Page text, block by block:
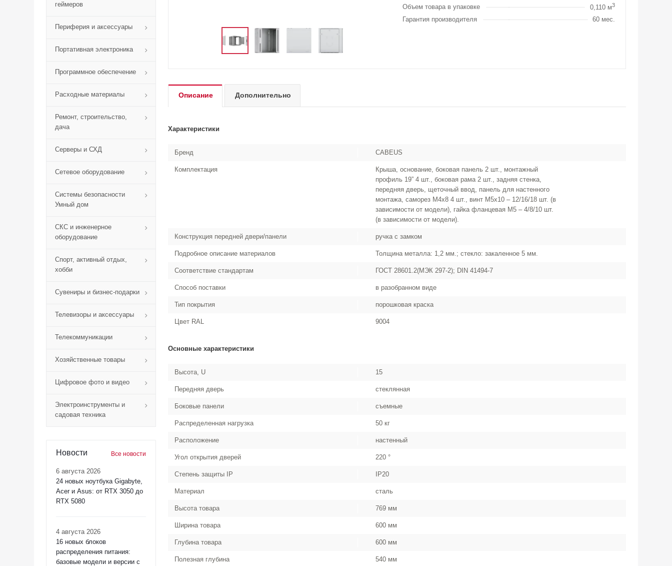
геймеров
Периферия и аксессуары
Портативная электроника
Программное обеспечение
Расходные материалы
Ремонт, строительство,
дача
Серверы и СХД
Сетевое оборудование
Системы безопасности
Умный дом
СКС и инженерное
оборудование
Спорт, активный отдых,
хобби
Сувениры и бизнес-подарки
Телевизоры и аксессуары
Телекоммуникации
Хозяйственные товары
Цифровое фото и видео
Электроинструменты и
садовая техника
Новости Все новости
6 августа 2026
24 новых ноутбука Gigabyte,
Acer и Asus: от RTX 3050 до
RTX 5080
4 августа 2026
16 новых блоков
распределения питания:
базовые модели и версии с
Объем товара в упаковке
0,110 м3
Гарантия производителя 60 мес.
Описание Дополнительно
Характеристики
Бренд CABEUS
Комплектация
Крыша, основание, боковая панель 2 шт., монтажный
профиль 19” 4 шт., боковая рама 2 шт., задняя стенка,
передняя дверь, щеточный ввод, панель для настенного
монтажа, саморез М4х8 4 шт., винт М5х10 – 12/16/18 шт. (в
зависимости от модели), гайка фланцевая М5 – 4/8/10 шт.
(в зависимости от модели).
Конструкция передней двери/панели ручка с замком
Подробное описание материалов Толщина металла: 1,2 мм.; стекло: закаленное 5 мм.
Соответствие стандартам ГОСТ 28601.2(МЭК 297-2); DIN 41494-7
Способ поставки в разобранном виде
Тип покрытия порошковая краска
Цвет RAL 9004
Основные характеристики
Высота, U 15
Передняя дверь стеклянная
Боковые панели съемные
Распределенная нагрузка 50 кг
Расположение настенный
Угол открытия дверей 220 °
Степень защиты IP IP20
Материал сталь
Высота товара 769 мм
Ширина товара 600 мм
Глубина товара 600 мм
Полезная глубина 540 мм